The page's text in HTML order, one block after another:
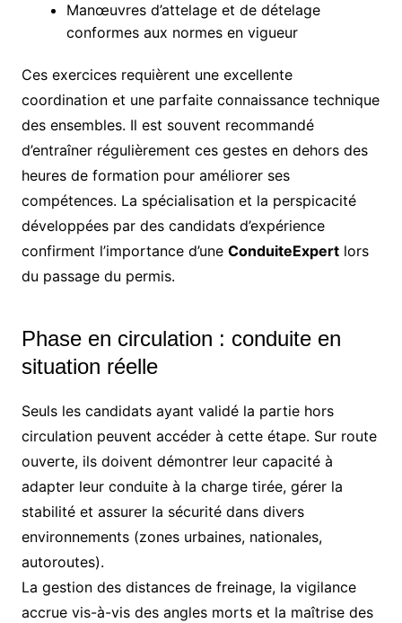
Manœuvres d’attelage et de dételage
conformes aux normes en vigueur
Ces exercices requièrent une excellente
coordination et une parfaite connaissance technique
des ensembles. Il est souvent recommandé
d’entraîner régulièrement ces gestes en dehors des
heures de formation pour améliorer ses
compétences. La spécialisation et la perspicacité
développées par des candidats d’expérience
confirment l’importance d’une ConduiteExpertlors
du passage du permis.
Phase en circulation : conduite en
situation réelle
Seuls les candidats ayant validé la partie hors
circulation peuvent accéder à cette étape. Sur route
ouverte, ils doivent démontrer leur capacité à
adapter leur conduite à la charge tirée, gérer la
stabilité et assurer la sécurité dans divers
environnements (zones urbaines, nationales,
autoroutes).
La gestion des distances de freinage, la vigilance
accrue vis-à-vis des angles morts et la maîtrise des